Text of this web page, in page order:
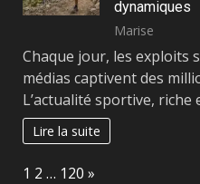
dynamiques
Marise
Chaque jour, les exploits
médias captivent des
L’actualité sportive, riche
Lire la suite
Page:
1 2 … 120 Next
»